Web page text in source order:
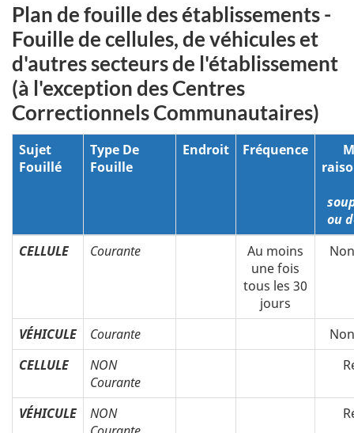
Plan de fouille des établissements -
Fouille de cellules, de véhicules et
d'autres secteurs de l'établissement
(à l'exception des Centres
Correctionnels Communautaires)
Sujet
Fouillé
Type De
Fouille
Endroit Fréquence
ou
CELLULE
Courante
Au moins
une fois
tous les 30
jours
VÉHICULE Courante
CELLULE
NON
Courante
VÉHICULE
NON